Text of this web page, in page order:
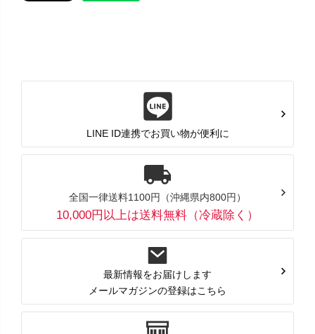
LINE ID連携でお買い物が便利に
全国一律送料1100円（沖縄県内800円）
10,000円以上は送料無料（冷蔵除く）
最新情報をお届けします
メールマガジンの登録はこちら